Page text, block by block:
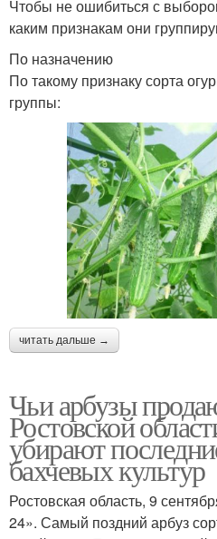
Чтобы не ошибиться с
каким признакам они
По назначению
По такому признаку сорта
группы:
читать дальше →
Чьи арбузы
Ростовской
убирают
бахчевых культур
Ростовская область, 9
24». Самый поздний арбуз